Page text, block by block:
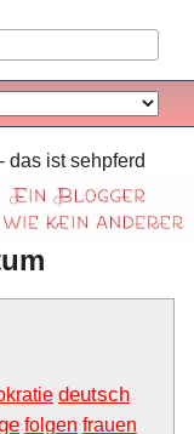
das ist sehpferd
deutsch
folgen frauen